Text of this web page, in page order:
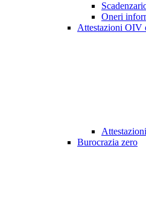
Oneri
Attestazioni OIV
Burocrazia zero